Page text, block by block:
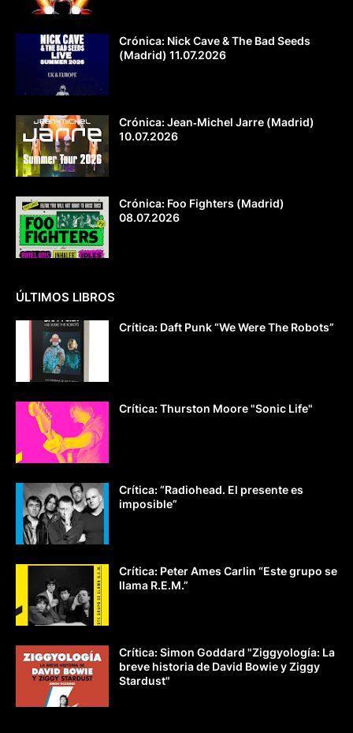
Crónica: Nick Cave & The Bad Seeds
(Madrid) 11.07.2026
Crónica: Jean‐Michel Jarre (Madrid)
10.07.2026
Crónica: Foo Fighters (Madrid)
08.07.2026
ÚLTIMOS LIBROS
Crítica: Daft Punk “We Were The Robots”
Crítica: Thurston Moore "Sonic Life"
Crítica: “Radiohead. El presente es
imposible”
Crítica: Peter Ames Carlin “Este grupo se
llama R.E.M.”
Crítica: Simon Goddard "Ziggyología: La
breve historia de David Bowie y Ziggy
Stardust"